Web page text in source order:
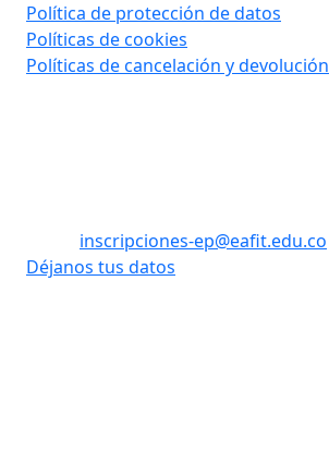
Política de protección de datos
Políticas de cookies
Políticas de cancelación y devolución
inscripciones-ep@eafit.edu.co
Déjanos tus datos